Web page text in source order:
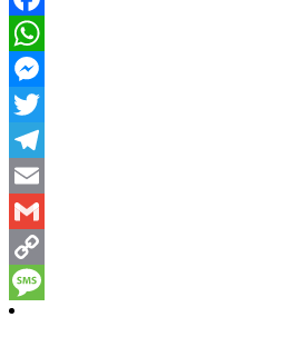
Facebook
WhatsApp
Messenger
Twitter
Telegram
Email
Gmail
Copy
Link
Message